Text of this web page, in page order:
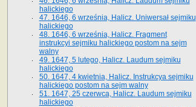
halickiego
47. 1646, 6 września, Halicz. Uniwersał sejmiku
halickiego
48. 1646, 6 września, Halicz. Fragment
instrukcyi sejmiku halickiego postom na sejm
walny
49. 1647, 5 lutego, Halicz. Laudum sejmiku
halickiego
50. 1647, 4 kwietnia, Halicz. Instrukcya sejmiku
halickiego postom na sejm walny
51. 1647, 25 czerwca, Halicz. Laudum sejmiku
halickiego